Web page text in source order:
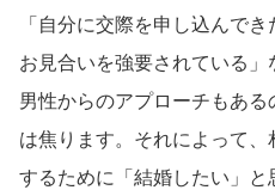
「自分に交際を申し込んで
お見合いを強要されている
男性からのアプローチもあ
は焦ります。それによって
するために「結婚したい」と